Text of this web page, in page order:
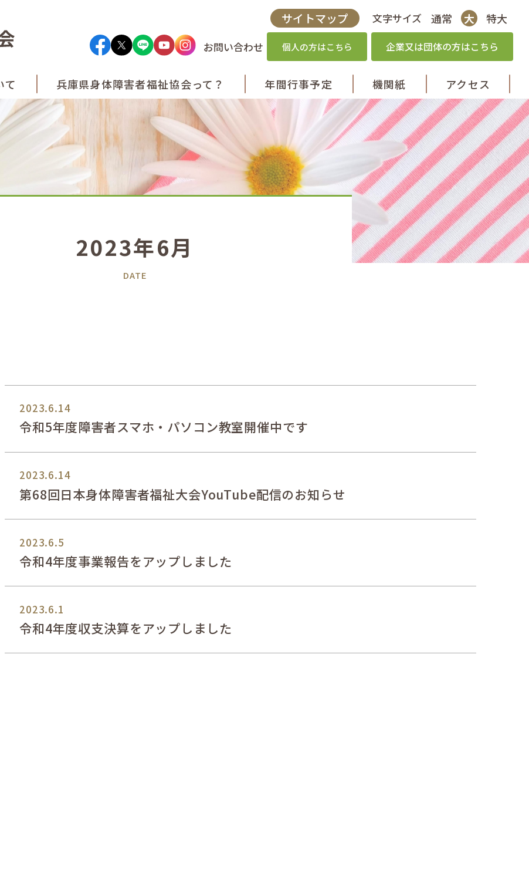
サイトマップ 文字サイズ 通常 大 特大
お問い合わせ 個人の方はこちら 企業又は団体の方はこちら
て 兵庫県身体障害者福祉協会って？ 年間行事予定 機関紙 アクセス
2023年6月
DATE
2023.6.14
令和5年度障害者スマホ・パソコン教室開催中です
2023.6.14
第68回日本身体障害者福祉大会YouTube配信のお知らせ
2023.6.5
令和4年度事業報告をアップしました
2023.6.1
令和4年度収支決算をアップしました